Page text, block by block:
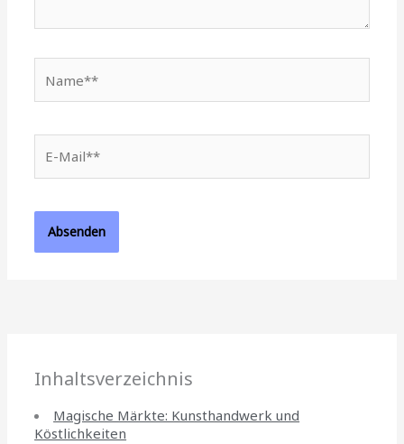
Mail**
Inhaltsverzeichnis
Magische Märkte: Kunsthandwerk und
Köstlichkeiten